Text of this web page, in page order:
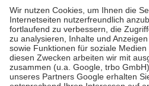
höchstens zehn Euro.
Es sind jedoch
Kosten der Leistung zu entrichten.
Diese Regeln gelten grundsätzlich
Bei Heilmitteln und häuslicher
Zuzahlung zehn Prozent der Kosten
Verordnung.
Um das Engagement der